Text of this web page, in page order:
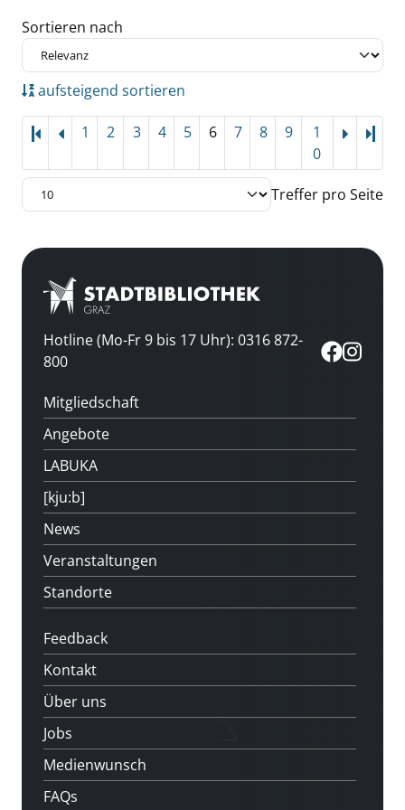
Zu den Suchfiltern springen
Sortieren nach
aufsteigend sortieren
1 2 3 4 5 6 7 8 9
1
0
Treffer pro Seite
Hotline (Mo-Fr 9 bis 17 Uhr): 0316 872-
800
Mitgliedschaft
Angebote
LABUKA
[kju:b]
News
Veranstaltungen
Standorte
Feedback
Kontakt
Über uns
Jobs
Medienwunsch
FAQs